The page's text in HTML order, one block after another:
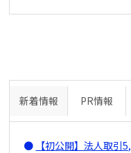
新着情報 PR情報
【初公開】法人取引